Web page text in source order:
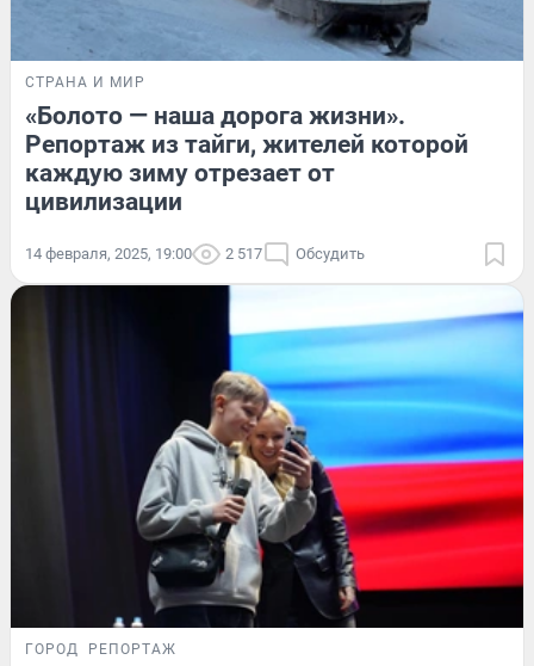
СТРАНА И МИР
«Болото — наша дорога жизни».
Репортаж из тайги, жителей которой
каждую зиму отрезает от
цивилизации
14 февраля, 2025, 19:00 2 517 Обсудить
ГОРОД РЕПОРТАЖ